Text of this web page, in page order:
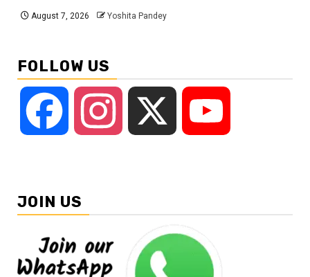
August 7, 2026 Yoshita Pandey
FOLLOW US
Facebook Instagram
JOIN US